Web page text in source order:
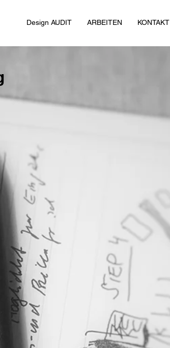
Design AUDIT ARBEITEN KONTAKT